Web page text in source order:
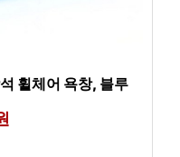
휠체어 욕창, 블루